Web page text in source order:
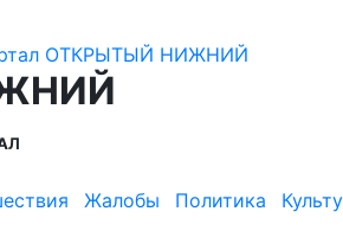
Жалобы Политика